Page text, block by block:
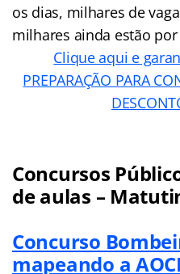
os dias, milhares de
milhares ainda estão por
Clique aqui e
PREPARAÇÃO PARA
Concursos
de aulas –
Concurso
mapeando a